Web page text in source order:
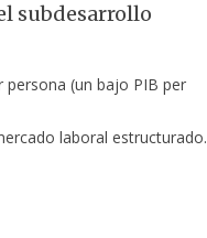
subdesarrollo
(un bajo PIB per
laboral estructurado.